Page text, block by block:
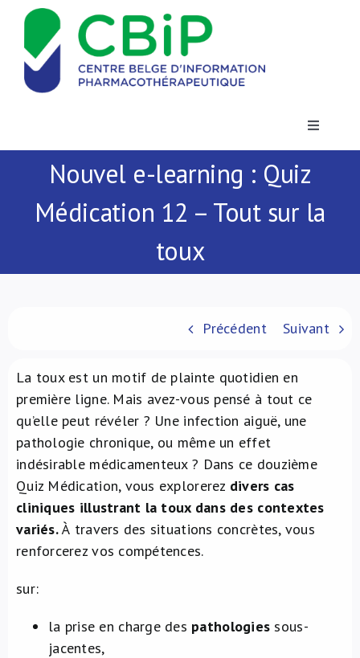
Passer
contenu
Toggle
Actualités
Publications
Formations
À propos de nous
NL
Nouvel e-learning : Quiz
Médication 12 – Tout sur la
toux
Précédent Suivant
La toux est un motif de plainte quotidien en
première ligne. Mais avez-vous pensé à tout ce
qu’elle peut révéler ? Une infection aiguë, une
pathologie chronique, ou même un effet
indésirable médicamenteux ? Dans ce douzième
Quiz Médication, vous explorerez divers cas
cliniques illustrant la toux dans des contextes
variés.À travers des situations concrètes, vous
renforcerez vos compétences.
sur:
la prise en charge des pathologiessous-
jacentes,